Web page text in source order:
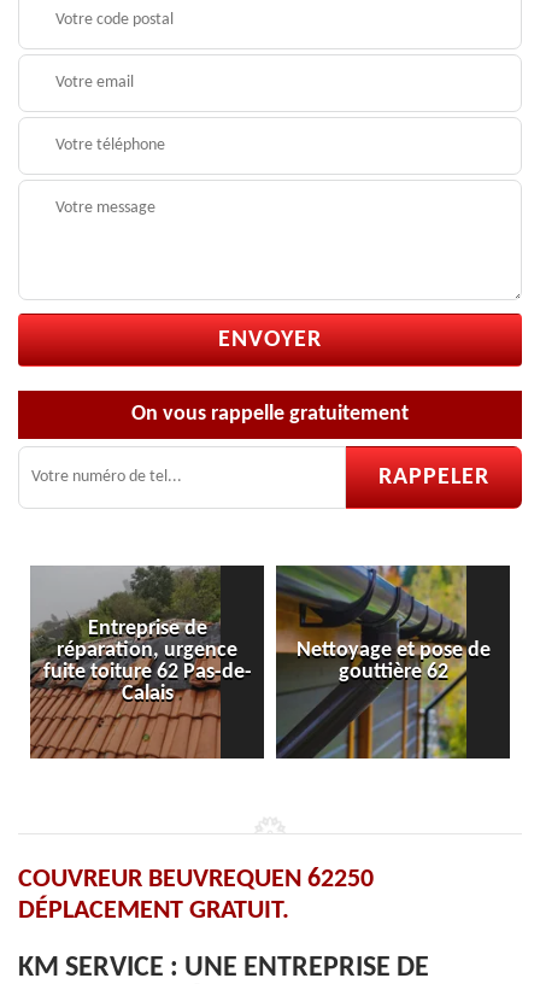
On vous rappelle gratuitement
de
urgence
62 Pas-de-
Nettoyage et pose de
gouttière 62
Pose et
COUVREUR BEUVREQUEN 62250
DÉPLACEMENT GRATUIT.
KM SERVICE : UNE ENTREPRISE DE